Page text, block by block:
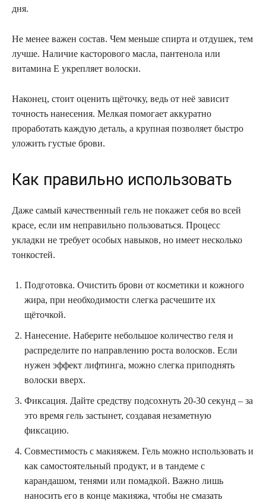
дня.
Не менее важен состав. Чем меньше спирта и отдушек, тем
лучше. Наличие касторового масла, пантенола или
витамина Е укрепляет волоски.
Наконец, стоит оценить щёточку, ведь от неё зависит
точность нанесения. Мелкая помогает аккуратно
проработать каждую деталь, а крупная позволяет быстро
уложить густые брови.
Как правильно использовать
Даже самый качественный гель не покажет себя во всей
красе, если им неправильно пользоваться. Процесс
укладки не требует особых навыков, но имеет несколько
тонкостей.
Подготовка. Очистить брови от косметики и кожного
жира, при необходимости слегка расчешите их
щёточкой.
Нанесение. Наберите небольшое количество геля и
распределите по направлению роста волосков. Если
нужен эффект лифтинга, можно слегка приподнять
волоски вверх.
Фиксация. Дайте средству подсохнуть 20-30 секунд – за
это время гель застынет, создавая незаметную
фиксацию.
Совместимость с макияжем. Гель можно использовать и
как самостоятельный продукт, и в тандеме с
карандашом, тенями или помадкой. Важно лишь
наносить его в конце макияжа, чтобы не смазать